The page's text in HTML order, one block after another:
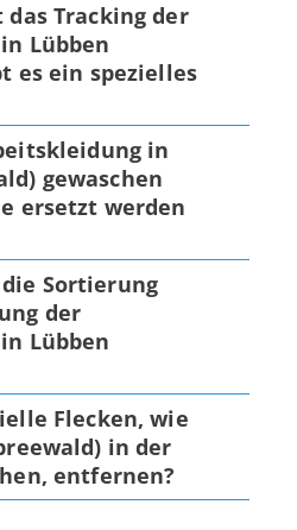
Tracking der
Lübben
es ein spezielles
in
gewaschen
ersetzt werden
Sortierung
der
Lübben
Flecken, wie
in der
entfernen?